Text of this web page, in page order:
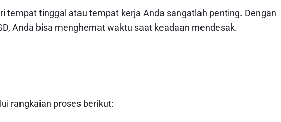
tempat tinggal atau tempat kerja Anda sangatlah penting. Dengan
Anda bisa menghemat waktu saat keadaan mendesak.
rangkaian proses berikut: